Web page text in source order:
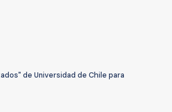
de Universidad de Chile para